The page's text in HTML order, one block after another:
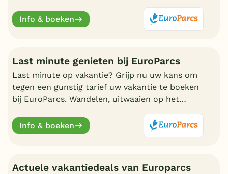
Info & boeken
Last minute genieten bij EuroParcs
Last minute op vakantie? Grijp nu uw kans om
tegen een gunstig tarief uw vakantie te boeken
bij EuroParcs. Wandelen, uitwaaien op het
eigen bungalow
Info & boeken
Actuele vakantiedeals van Europarcs